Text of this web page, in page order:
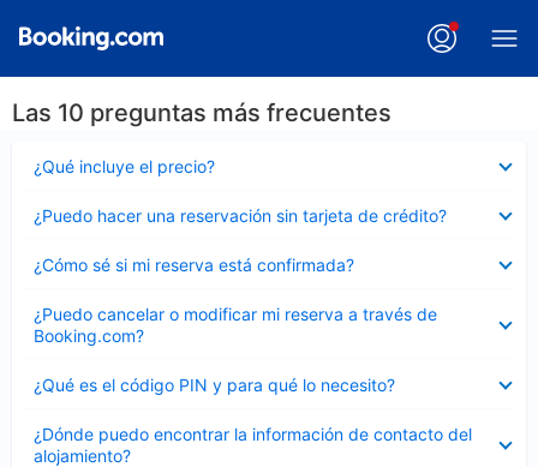
Las 10 preguntas más frecuentes
¿Qué incluye el precio?
cerrado
¿Puedo hacer una reservación sin tarjeta de crédito?
cerrado
¿Cómo sé si mi reserva está confirmada?
cerrado
¿Puedo cancelar o modificar mi reserva a través de
Booking.com?
cerrado
¿Qué es el código PIN y para qué lo necesito?
cerrado
¿Dónde puedo encontrar la información de contacto del
alojamiento?
cerrado